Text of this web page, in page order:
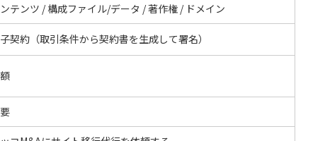
テンツ / 構成ファイル/データ / 著作権 / ドメイン
契約（取引条件から契約書を生成して署名）